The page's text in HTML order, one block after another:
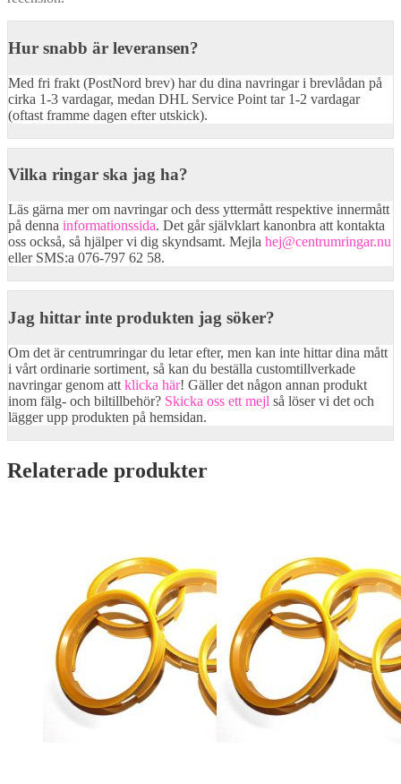
Hur snabb är leveransen?
Med fri frakt (PostNord brev) har du dina navringar i brevlådan på
cirka 1-3 vardagar, medan DHL Service Point tar 1-2 vardagar
(oftast framme dagen efter utskick).
Vilka ringar ska jag ha?
Läs gärna mer om navringar och dess yttermått respektive innermått
på denna informationssida. Det går självklart kanonbra att kontakta
oss också, så hjälper vi dig skyndsamt. Mejla hej@centrumringar.nu
eller SMS:a 076-797 62 58.
Jag hittar inte produkten jag söker?
Om det är centrumringar du letar efter, men kan inte hittar dina mått
i vårt ordinarie sortiment, så kan du beställa customtillverkade
navringar genom att klicka här! Gäller det någon annan produkt
inom fälg- och biltillbehör? Skicka oss ett mejl så löser vi det och
lägger upp produkten på hemsidan.
Relaterade produkter